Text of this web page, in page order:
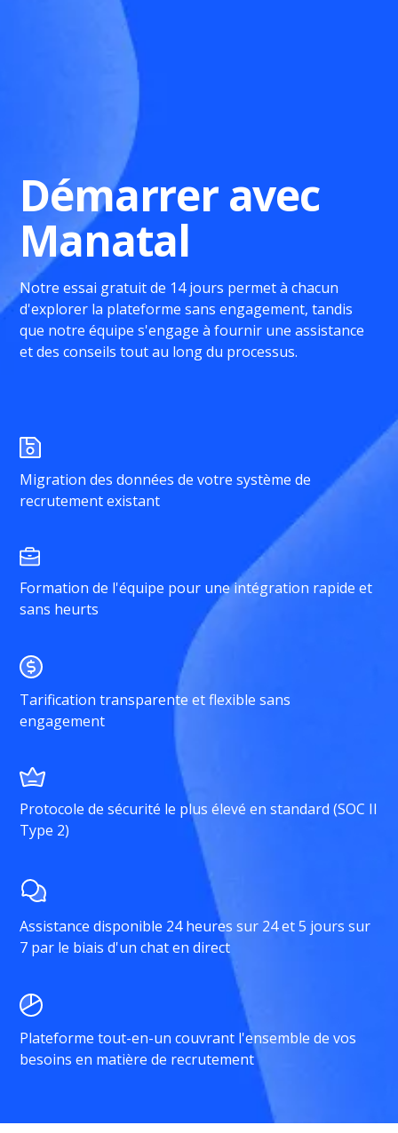
Démarrer avec
Manatal
Notre essai gratuit de 14 jours permet à chacun
d'explorer la plateforme sans engagement, tandis
que notre équipe s'engage à fournir une assistance
et des conseils tout au long du processus.
Migration des données de votre système de
recrutement existant
Formation de l'équipe pour une intégration rapide et
sans heurts
Tarification transparente et flexible sans
engagement
Protocole de sécurité le plus élevé en standard (SOC II
Type 2)
Assistance disponible 24 heures sur 24 et 5 jours sur
7 par le biais d'un chat en direct
Plateforme tout-en-un couvrant l'ensemble de vos
besoins en matière de recrutement